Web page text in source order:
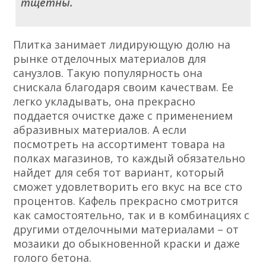
Плитка занимает лидирующую долю на
рынке отделочных материалов для
санузлов. Такую популярность она
снискала благодаря своим качествам. Ее
легко укладывать, она прекрасно
поддается очистке даже с применением
абразивных материалов. А если
посмотреть на ассортимент товара на
полках магазинов, то каждый обязательно
найдет для себя тот вариант, который
сможет удовлетворить его вкус на все сто
процентов. Кафель прекрасно смотрится
как самостоятельно, так и в комбинациях с
другими отделочными материалами – от
мозаики до обыкновенной краски и даже
голого бетона.